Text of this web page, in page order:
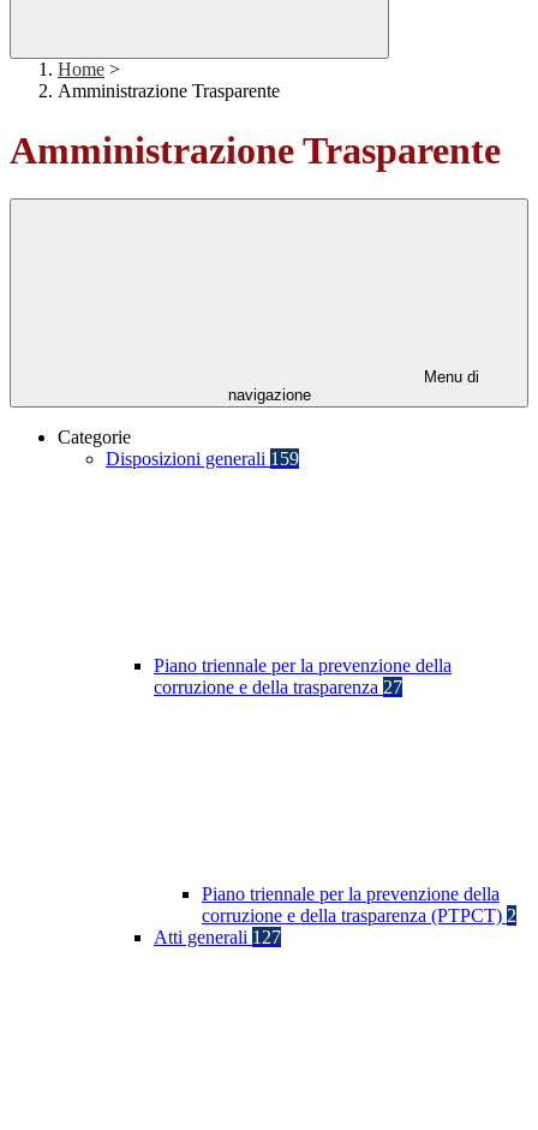
Home >
Amministrazione Trasparente
Amministrazione Trasparente
Menu di
navigazione
Categorie
Disposizioni generali 159
Piano triennale per la prevenzione della
corruzione e della trasparenza 27
Piano triennale per la prevenzione della
corruzione e della trasparenza (PTPCT) 2
Atti generali 127